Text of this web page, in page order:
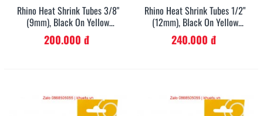
Rhino Heat Shrink Tubes 3/8"
(9mm), Black On Yellow
(18054)
200.000 đ
Rhino Heat Shrink Tubes 1/2"
(12mm), Black On Yellow
(18056)
240.000 đ